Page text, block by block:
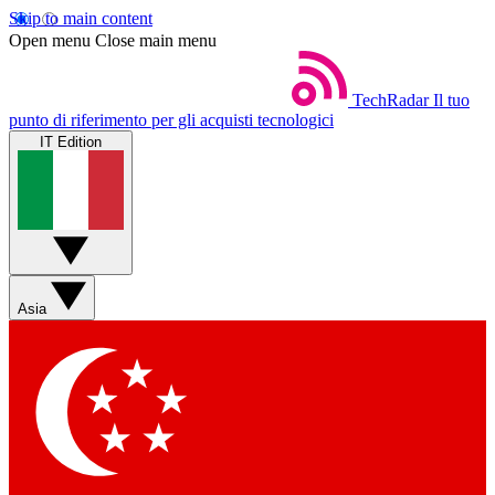
Skip to main content
Open menu Close main menu
TechRadar Il tuo
punto di riferimento per gli acquisti tecnologici
IT Edition
Asia